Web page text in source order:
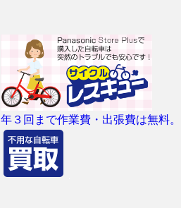
年３回まで作業費・出張費は無料。